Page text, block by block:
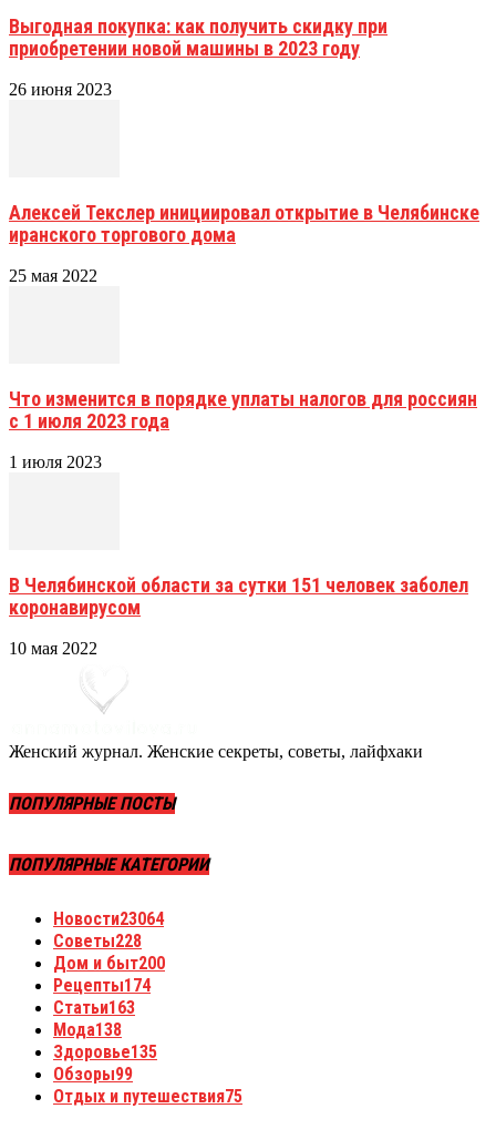
Выгодная покупка: как получить скидку при
приобретении новой машины в 2023 году
26 июня 2023
Алексей Текслер инициировал открытие в Челябинске
иранского торгового дома
25 мая 2022
Что изменится в порядке уплаты налогов для россиян
с 1 июля 2023 года
1 июля 2023
В Челябинской области за сутки 151 человек заболел
коронавирусом
10 мая 2022
Женский журнал. Женские секреты, советы, лайфхаки
ПОПУЛЯРНЫЕ ПОСТЫ
ПОПУЛЯРНЫЕ КАТЕГОРИИ
Новости23064
Советы228
Дом и быт200
Рецепты174
Статьи163
Мода138
Здоровье135
Обзоры99
Отдых и путешествия75